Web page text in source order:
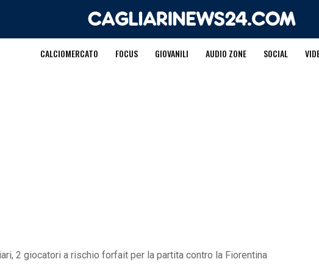
CALCIOMERCATO FOCUS GIOVANILI AUDIO ZONE SOCIAL
2 giocatori a rischio forfait per la partita contro la Fiorentina